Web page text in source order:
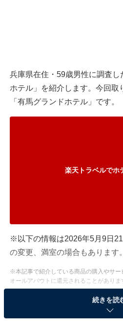
兵庫県在住・59歳男性に調査し
ホテル」を紹介します。今回取
「有馬グランドホテル」です。
楽天トラベルでホ
※以下の情報は2026年5月9日
の変更、満室の場合もあります。
※本記事で紹介している商品の購入やサ
オールアバウトに還元されることがありま
「有馬グランドホテル」は
続きを読